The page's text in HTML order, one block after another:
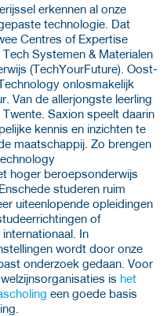
erkennen al onze
technologie. Dat
Centres of Expertise
Systemen & Materialen
(TechYourFuture). Oost-
onlosmakelijk
Van de allerjongste leerling
Saxion speelt daarin
kennis en inzichten te
maatschappij. Zo brengen
hoger beroepsonderwijs
studeren ruim
uiteenlopende opleidingen
of
In
wordt door onze
onderzoek gedaan. Voor
is het
een goede basis